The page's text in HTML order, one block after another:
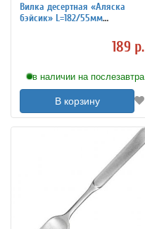
Вилка десертная «Аляска
бэйсик» L=182/55мм
189 р.
в наличии на послезавтра
В корзину